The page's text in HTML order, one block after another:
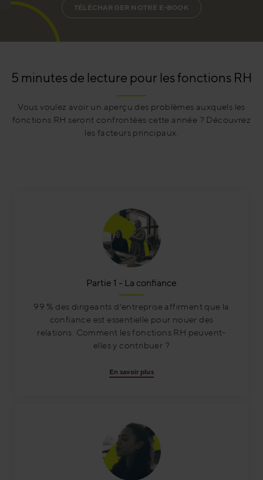
TÉLÉCHARGER NOTRE E-BOOK
5 minutes de lecture pour les fonctions RH
Vous voulez avoir un aperçu des problèmes auxquels les
fonctions RH seront confrontées cette année ? Découvrez
les facteurs principaux.
Partie 1 - La confiance
99 % des dirigeants d'entreprise affirment que la
confiance est essentielle pour nouer des
relations. Comment les fonctions RH peuvent-
elles y contribuer ?
En savoir plus